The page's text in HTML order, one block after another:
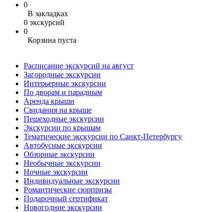
0
В закладках
0 экскурсий
0
Корзина пуста
Расписание экскурсий на август
Загородные экскурсии
Интерьерные экскурсии
По дворам и парадным
Аренда крыши
Свидания на крыше
Пешеходные экскурсии
Экскурсии по крышам
Тематические экскурсии по Санкт-Петербургу
Автобусные экскурсии
Обзорные экскурсии
Необычные экскурсии
Ночные экскурсии
Индивидуальные экскурсии
Романтические сюрпризы
Подарочный сертификат
Новогодние экскурсии